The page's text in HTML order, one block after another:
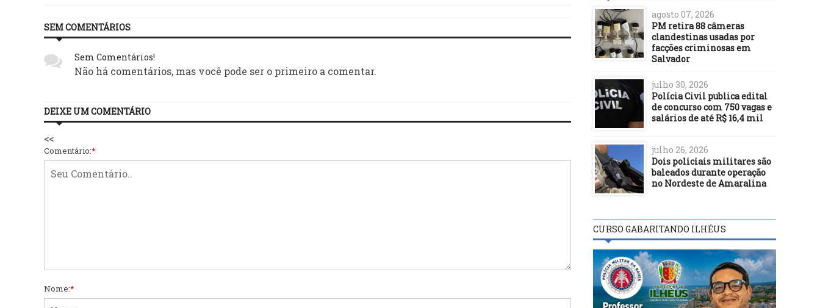
SEM COMENTÁRIOS
Sem Comentários!
Não há comentários, mas você pode ser o primeiro a comentar.
DEIXE UM COMENTÁRIO
<<
Comentário:*
Nome:*
agosto 07, 2026
PM retira 88 câmeras
clandestinas usadas por
facções criminosas em
Salvador
julho 30, 2026
Polícia Civil publica edital
de concurso com 750 vagas e
salários de até R$ 16,4 mil
julho 26, 2026
Dois policiais militares são
baleados durante operação
no Nordeste de Amaralina
CURSO GABARITANDO ILHÉUS